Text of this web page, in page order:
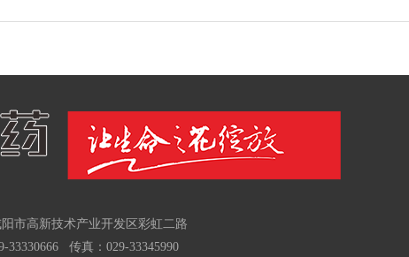
市高新技术产业开发区彩虹二路
33330666 传真：029-33345990